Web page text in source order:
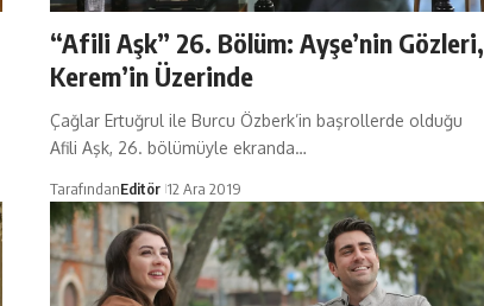
“Afili Aşk” 26. Bölüm: Ayşe’nin Gözleri,
Kerem’in Üzerinde
Çağlar Ertuğrul ile Burcu Özberk’in başrollerde olduğu
Afili Aşk, 26. bölümüyle ekranda…
TarafındanEditör 12 Ara 2019